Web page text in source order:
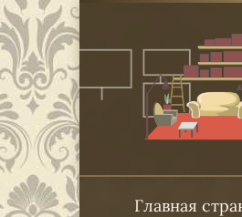
Перейти
к
контенту
Главная